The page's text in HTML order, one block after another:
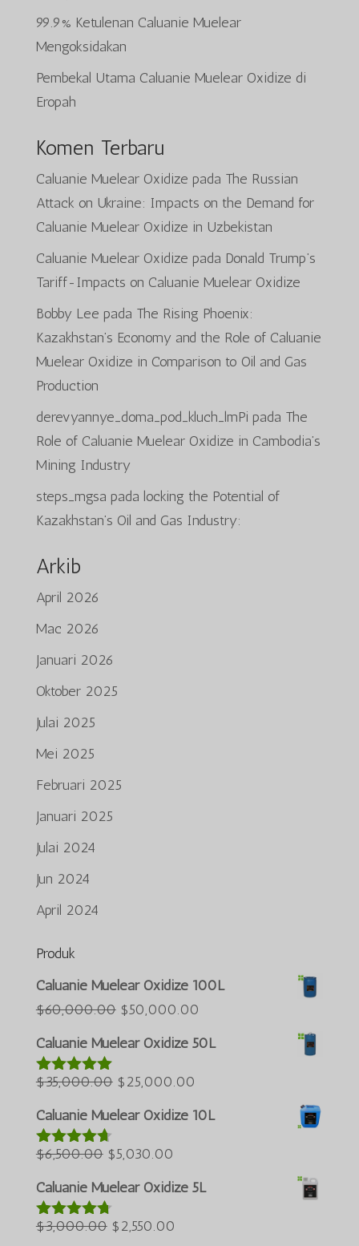
99.9% Ketulenan Caluanie Muelear
Mengoksidakan
Pembekal Utama Caluanie Muelear Oxidize di
Eropah
Komen Terbaru
Caluanie Muelear Oxidize pada The Russian
Attack on Ukraine: Impacts on the Demand for
Caluanie Muelear Oxidize in Uzbekistan
Caluanie Muelear Oxidize pada Donald Trump’s
Tariff-Impacts on Caluanie Muelear Oxidize
Bobby Lee pada The Rising Phoenix:
Kazakhstan’s Economy and the Role of Caluanie
Muelear Oxidize in Comparison to Oil and Gas
Production
derevyannye_doma_pod_kluch_lmPi pada The
Role of Caluanie Muelear Oxidize in Cambodia’s
Mining Industry
steps_mgsa pada locking the Potential of
Kazakhstan’s Oil and Gas Industry:
Arkib
April 2026
Mac 2026
Januari 2026
Oktober 2025
Julai 2025
Mei 2025
Februari 2025
Januari 2025
Julai 2024
Jun 2024
April 2024
Produk
Caluanie Muelear Oxidize 100L
$60,000.00 Harga
asal
$60,000.00.
$50,000.00
Caluanie Muelear Oxidize 50L
Dinilai5.00
$35,000.00 Harga
asal
$35,000.00.
$25,000.00
Caluanie Muelear Oxidize 10L
Dinilai
daripada 5
$6,500.00 Harga
asal
ialah:
$6,500.00.
$5,030.00
semasa
$5,030.00.
Caluanie Muelear Oxidize 5L
Dinilai
$3,000.00 Harga
$2,550.00
Қазақ тілі
ភាសាខ្មែរ
Português do Brasil